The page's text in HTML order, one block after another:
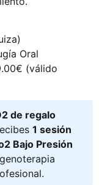
Oral
(válido
de regalo
1 sesión
Bajo Presión